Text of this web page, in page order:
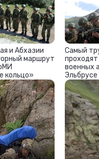
и Абхазии
маршрут
кольцо»
Самый
военных
Эльбрусе